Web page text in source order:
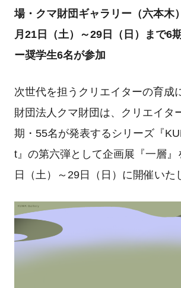
場・クマ財団ギャラリー（六本木
月21日（土）～29日（日）まで6
ー奨学生6名が参加
次世代を担うクリエイターの育成
財団法人クマ財団は、クリエイタ
期・55名が発表するシリーズ『
t』の第六弾として企画展『一層』
日（土）～29日（日）に開催いた